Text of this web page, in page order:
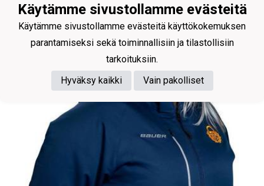
Käytämme sivustollamme evästeitä
Käytämme sivustollamme evästeitä käyttökokemuksen
parantamiseksi sekä toiminnallisiin ja tilastollisiin
tarkoituksiin.
Hyväksy kaikki
Vain pakolliset